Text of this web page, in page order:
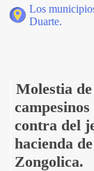
Los
Duarte.
Molestia de
campesinos
contra del
hacienda de
Zongolica.